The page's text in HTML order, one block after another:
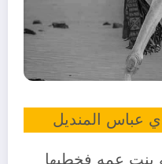
عباس المنديل